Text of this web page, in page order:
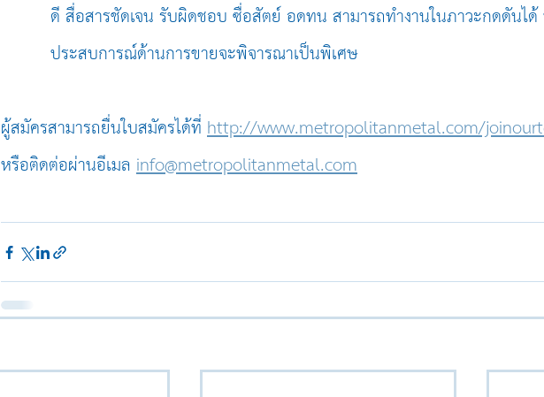
ดี สื่อสารชัดเจน รับผิดชอบ ซื่อสัตย์ อดทน สามารถทำงานในภาวะกดดันไ
ประสบการณ์ด้านการขายจะพิจารณาเป็นพิเศษ
ผู้สมัครสามารถยื่นใบสมัครได้ที่ http://www.metropolitanmetal.com/
หรือติดต่อผ่านอีเมล info@metropolitanmetal.com